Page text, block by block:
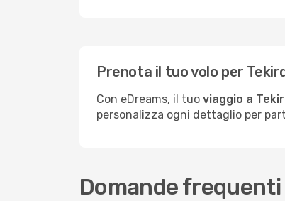
Prenota il tuo volo per
Con eDreams, il tuo viaggio a
personalizza ogni dettaglio per
Domande